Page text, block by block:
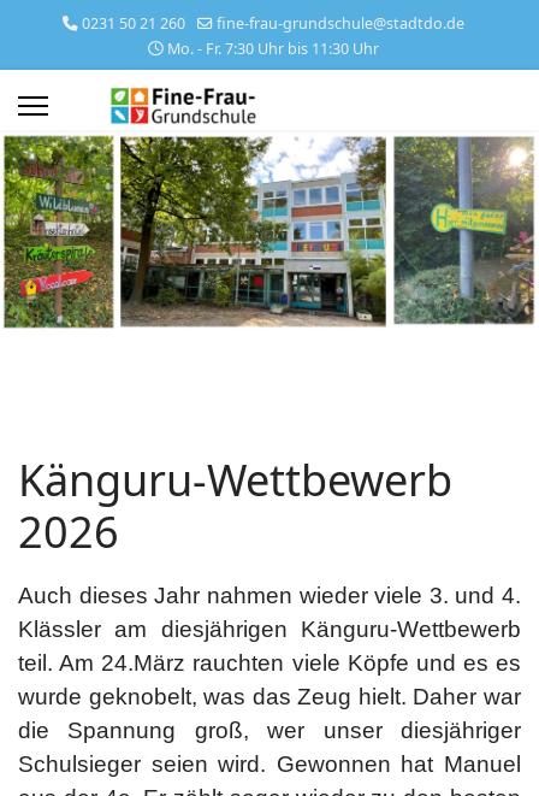
0231 50 21 260
fine-frau-grundschule@stadtdo.de
Mo. - Fr. 7:30 Uhr bis 11:30 Uhr
Känguru-Wettbewerb
2026
Auch dieses Jahr nahmen wieder viele 3. und 4.
Klässler am diesjährigen Känguru-Wettbewerb
teil. Am 24.März rauchten viele Köpfe und es es
wurde geknobelt, was das Zeug hielt. Daher war
die Spannung groß, wer unser diesjähriger
Schulsieger seien wird. Gewonnen hat Manuel